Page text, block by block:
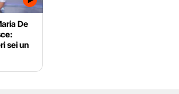
De
sei un